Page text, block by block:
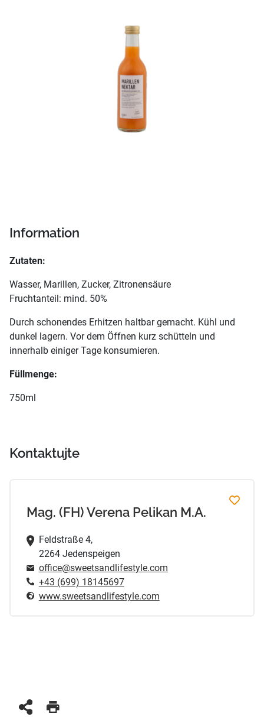
Information
Zutaten:
Wasser, Marillen, Zucker, Zitronensäure
Fruchtanteil: mind. 50%
Durch schonendes Erhitzen haltbar gemacht. Kühl und
dunkel lagern. Vor dem Öffnen kurz schütteln und
innerhalb einiger Tage konsumieren.
Füllmenge:
750ml
Kontaktujte
Mag. (FH) Verena Pelikan M.A.
Feldstraße 4,
2264 Jedenspeigen
office@sweetsandlifestyle.com
+43 (699) 18145697
www.sweetsandlifestyle.com